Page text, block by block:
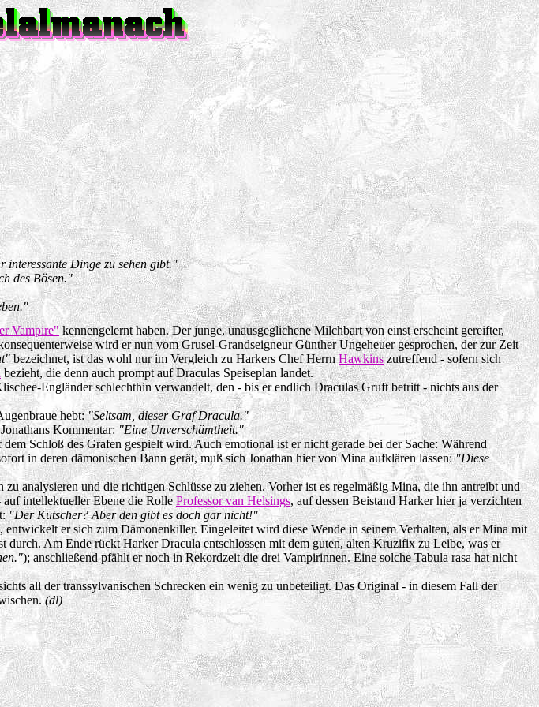
interessante Dinge zu sehen gibt."
des Bösen."
Vampire"kennengelernt haben. Der junge, unausgeglichene Milchbart von einst erscheint gereifter,
wird er nun vom Grusel-Grandseigneur Günther Ungeheuer gesprochen, der zur Zeit
bezeichnet, ist das wohl nur im Vergleich zu Harkers Chef HerrnHawkinszutreffend - sofern sich
bezieht, die denn auch prompt auf Draculas Speiseplan landet.
Engländer schlechthin verwandelt, den - bis er endlich Draculas Gruft betritt - nichts aus der
hebt:"Seltsam, dieser Graf Dracula."
Kommentar:"Eine Unverschämtheit."
Schloß des Grafen gespielt wird. Auch emotional ist er nicht gerade bei der Sache: Während
in deren dämonischen Bann gerät, muß sich Jonathan hier von Mina aufklären lassen:"Diese
analysieren und die richtigen Schlüsse zu ziehen. Vorher ist es regelmäßig Mina, die ihn antreibt und
intellektueller Ebene die Rolle Professor van Helsings, auf dessen Beistand Harker hier ja verzichten
"Der Kutscher? Aber den gibt es doch gar nicht!"
er sich zum Dämonenkiller. Eingeleitet wird diese Wende in seinem Verhalten, als er Mina mit
Am Ende rückt Harker Dracula entschlossen mit dem guten, alten Kruzifix zu Leibe, was er
); anschließend pfählt er noch in Rekordzeit die drei Vampirinnen. Eine solche Tabula rasa hat nicht
all der transsylvanischen Schrecken ein wenig zu unbeteiligt. Das Original - in diesem Fall der
(dl)